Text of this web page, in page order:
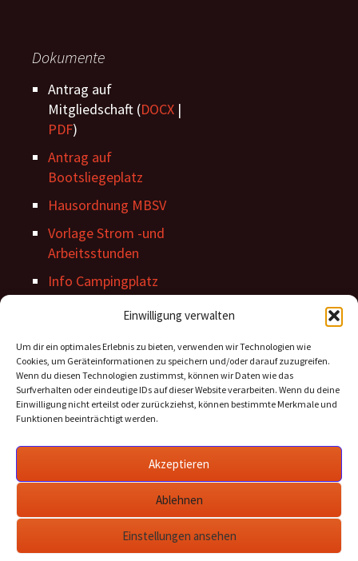
Einwilligung verwalten
Um dir ein optimales Erlebnis zu bieten, verwenden wir Technologien wie
Cookies, um Geräteinformationen zu speichern und/oder darauf zuzugreifen.
Wenn du diesen Technologien zustimmst, können wir Daten wie das
Surfverhalten oder eindeutige IDs auf dieser Website verarbeiten. Wenn du deine
Einwilligung nicht erteilst oder zurückziehst, können bestimmte Merkmale und
Funktionen beeinträchtigt werden.
Akzeptieren
Ablehnen
Einstellungen ansehen
Dokumente
Antrag auf
Mitgliedschaft (DOCX |
PDF)
Antrag auf
Bootsliegeplatz
Hausordnung MBSV
Vorlage Strom -und
Arbeitsstunden
Info Campingplatz
Stegordnung
Archiv Beiträge
Beiträge